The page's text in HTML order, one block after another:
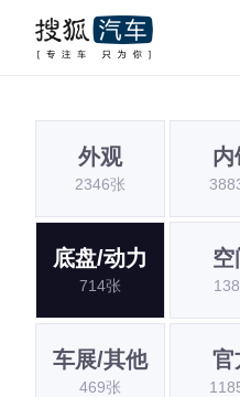
外观
2346张
内
底盘/动力
714张
空
车展/其他
469张
官